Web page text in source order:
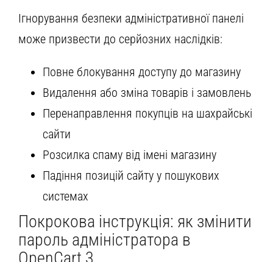
Ігнорування безпеки адміністративної панелі
може призвести до серйозних наслідків:
Повне блокування доступу до магазину
Видалення або зміна товарів і замовлень
Перенаправлення покупців на шахрайські
сайти
Розсилка спаму від імені магазину
Падіння позицій сайту у пошукових
системах
Покрокова інструкція: як змінити
пароль адміністратора в
OpenCart 3